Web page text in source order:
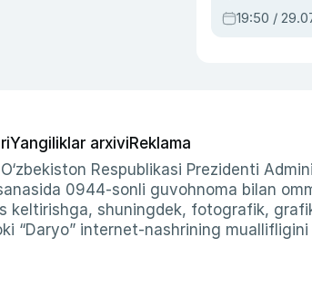
qahramon
armiyasi
19:50 /
Yangiliklar arxiviReklama
Respublikasi Prezidenti
0944-sonli guvohnoma bilan
keltirishga, shuningdek, fotografik,
“Daryo” internet-nashrining muallifligini